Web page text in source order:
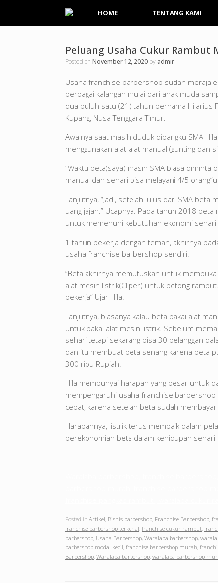
HOME TENTANG KAMI
Peluang Usaha Cukur Rambut
Posted on November 12, 2020 by admin
Usaha franchise barbershop sudah
berbagai kalangan mulai dari anak muda
dua puluh satu (21) tahun bernama Hilarius
Kupang, Nusa Tenggara Timur.
Awalnya saat masih duduk dibangku SMA
menggunakan alat-alat manual (gunting dan
“Waktu beta(saya) masih SMA biasa
manual dan sehari bisa melayani 4/5
Lanjutnya, “Jadi, setelah lulus dari SMA
uang jajan.” Ucapnya. Pada tahun 2018
untuk memenuhi kebutuhan ekonomi
1 tahun bekerja dengan teman, akhirnya
usaha franchise barbershop sendiri.
“Beta akhirnya memutuskan untuk membuka
alat mesin listrik(Cliper) untuk potong
bekerja” Ujar Hila.
Lanjutnya, biasanya kalau beta pakai alat
untuk pakai alat mesin listrik. Sebelum
sehari tetapi sekarang bisa 30 pelanggan
dan itu membuat beta senang karena beta
300 ribu Rupiah.
Hila mempunyai harapan yang besar untuk
mempengaruhi usaha franchise
cepat, karena setelah beta sudah
Harapannya, listrik terus membaik dalam
perekonomian beta dalam kehidupan
Posted in Artikel, Bisnis barbershop, Franchise Barbershop,
franchise barbershop terkenal, franchise cukur rambut,
barbershop, Usaha Barbershop, Waralaba barbershop,
barbershop modal kecil, franchise barbershop murah,
Barbershop, Waralaba barbershop, waralaba barbershop